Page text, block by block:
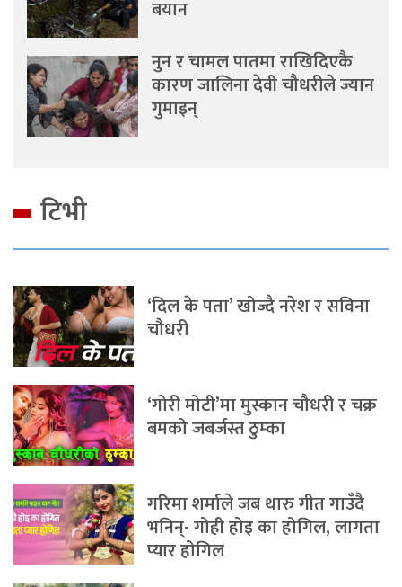
बयान
नुन र चामल पातमा राखिदिएकै
कारण जालिना देवी चौधरीले ज्यान
गुमाइन्
टिभी
‘दिल के पता’ खोज्दै नरेश र सविना
चौधरी
‘गोरी मोटी’मा मुस्कान चौधरी र चक्र
बमको जबर्जस्त ठुम्का
गरिमा शर्माले जब थारु गीत गाउँदै
भनिन्- गोही होइ का होगिल, लागता
प्यार होगिल